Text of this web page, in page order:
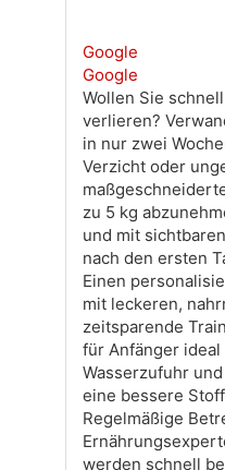
Google
Google
Wollen Sie
verlieren?
in nur zwei
Verzicht oder
zu 5 kg
und mit
nach den ersten
Einen
mit leckeren,
zeitsparende
für Anfänger
Wasserzufuhr
eine bessere
Regelmäßige
werden schnell